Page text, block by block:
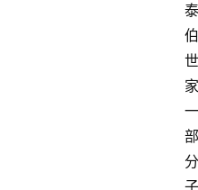
泰
伯
世
家
一
部
分
子